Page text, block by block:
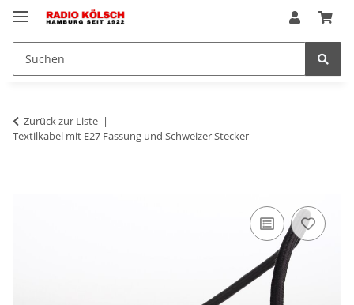
Zurück zur Liste
Textilkabel mit E27 Fassung und Schweizer Stecker